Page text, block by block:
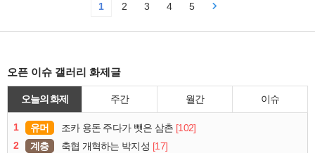
1 2 3 4 5
오픈 이슈 갤러리 화제글
오늘의 화제 주간 월간 이슈
1 유머 조카 용돈 주다가 뺏은 삼촌 [102]
2
계층 축협 개혁하는 박지성 [17]